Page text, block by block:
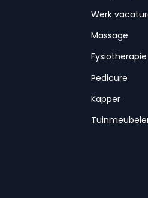
Werk
Massage
Fysiotherapie
Pedicure
Kapper